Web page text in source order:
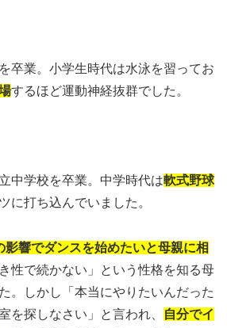
卒業。小学生時代は水泳を習ってお
するほど運動神経抜群でした。
中学校を卒業。中学時代は軟式野球
に打ち込んでいました。
影響でダンスを始めたいと母親に相
性で続かない」という性格を知る母
。しかし「本当にやりたいんだった
を探しなさい」と言われ、
自分でイ